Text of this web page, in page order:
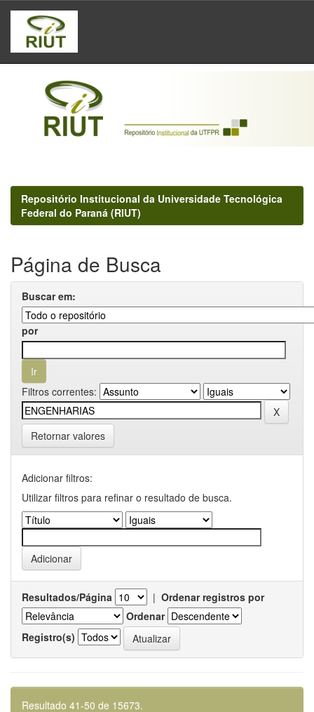
Skip
navigation
Repositório Institucional da Universidade Tecnológica
Federal do Paraná (RIUT)
Página de Busca
Buscar em:
por
Filtros correntes:
Retornar valores
Adicionar filtros:
Utilizar filtros para refinar o resultado de busca.
Resultados/Página | Ordenar registros por
Ordenar
Registro(s)
Resultado 41-50 de 15673.